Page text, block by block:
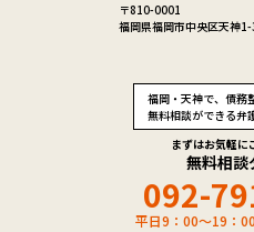
〒810-0001
福岡県福岡市中央区天神
福岡・天神で、債務
無料相談ができる弁
まずはお気軽に
無料相談
092-
平日9：00～19：